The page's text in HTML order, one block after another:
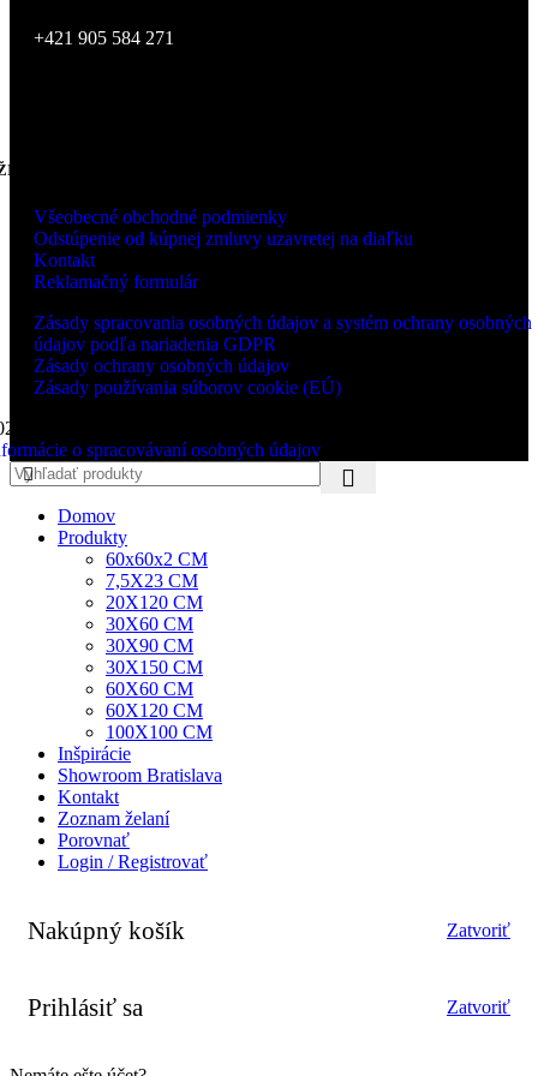
+421 905 584 271
INFORMÁCIE
Všeobecné obchodné podmienky
Odstúpenie od kúpnej zmluvy uzavretej na diaľku
Kontakt
Reklamačný formulár
Zásady spracovania osobných údajov a systém ochrany osobných
údajov podľa nariadenia GDPR
Zásady ochrany osobných údajov
Zásady používania súborov cookie (EÚ)
LUCCA s.r.o., Zvolenská cesta 14, 974 05 Banská Bystrica |
o spracovávaní osobných údajov
Domov
Produkty
60x60x2 CM
7,5X23 CM
20X120 CM
30X60 CM
30X90 CM
30X150 CM
60X60 CM
60X120 CM
100X100 CM
Inšpirácie
Showroom Bratislava
Kontakt
Zoznam želaní
Porovnať
Login / Registrovať
Nakúpný košík Zatvoriť
Prihlásiť sa Zatvoriť